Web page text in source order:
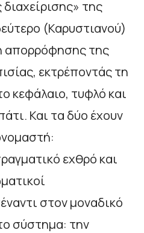
της
(Καρυστιανού)
απορρόφησης της
εκτρέποντάς τη
κεφάλαιο, τυφλό και
Και τα δύο έχουν
εχθρό και
στον μοναδικό
σύστημα: την